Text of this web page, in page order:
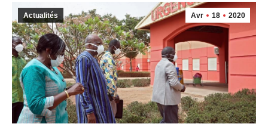
Avr 18 2020
Actualités